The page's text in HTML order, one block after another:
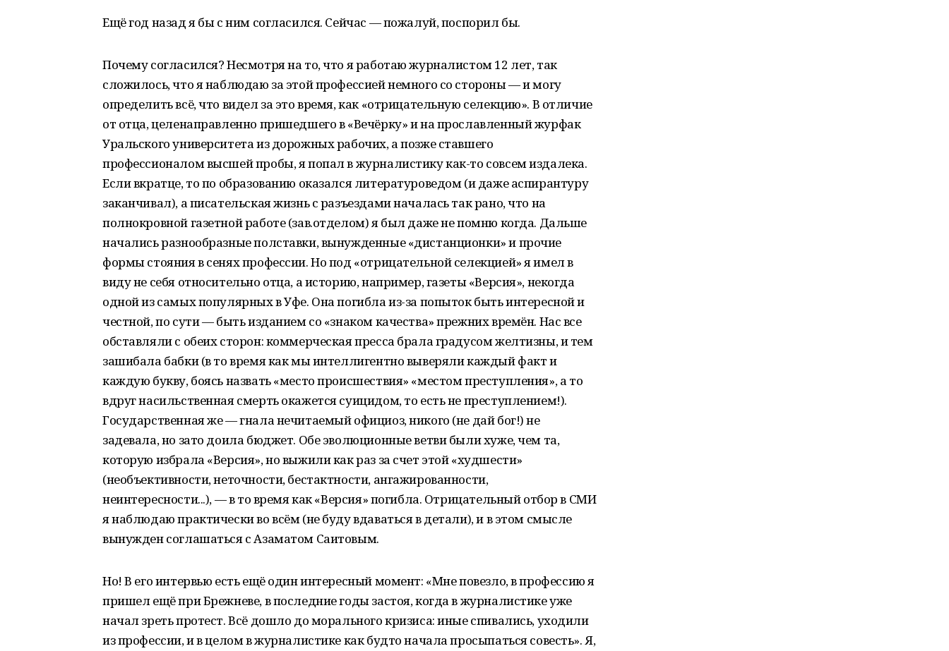
Ещё год назад я бы с ним согласился. Сейчас — пожалуй, поспорил бы.
Почему согласился? Несмотря на то, что я работаю журналистом 12 лет, так
сложилось, что я наблюдаю за этой профессией немного со стороны — и могу
определить всё, что видел за это время, как «отрицательную селекцию». В отличие
от отца, целенаправленно пришедшего в «Вечёрку» и на прославленный журфак
Уральского университета из дорожных рабочих, а позже ставшего
профессионалом высшей пробы, я попал в журналистику как-то совсем издалека.
Если вкратце, то по образованию оказался литературоведом (и даже аспирантуру
заканчивал), а писательская жизнь с разъездами началась так рано, что на
полнокровной газетной работе (зав.отделом) я был даже не помню когда. Дальше
начались разнообразные полставки, вынужденные «дистанционки» и прочие
формы стояния в сенях профессии. Но под «отрицательной селекцией» я имел в
виду не себя относительно отца, а историю, например, газеты «Версия», некогда
одной из самых популярных в Уфе. Она погибла из-за попыток быть интересной и
честной, по сути — быть изданием со «знаком качества» прежних времён. Нас все
обставляли с обеих сторон: коммерческая пресса брала градусом желтизны, и тем
зашибала бабки (в то время как мы интеллигентно выверяли каждый факт и
каждую букву, боясь назвать «место происшествия» «местом преступления», а то
вдруг насильственная смерть окажется суицидом, то есть не преступлением!).
Государственная же — гнала нечитаемый официоз, никого (не дай бог!) не
задевала, но зато доила бюджет. Обе эволюционные ветви были хуже, чем та,
которую избрала «Версия», но выжили как раз за счет этой «худшести»
(необъективности, неточности, бестактности, ангажированности,
неинтересности...), — в то время как «Версия» погибла. Отрицательный отбор в СМИ
я наблюдаю практически во всём (не буду вдаваться в детали), и в этом смысле
вынужден соглашаться с Азаматом Саитовым.
Но! В его интервью есть ещё один интересный момент: «Мне повезло, в профессию я
пришел ещё при Брежневе, в последние годы застоя, когда в журналистике уже
начал зреть протест. Всё дошло до морального кризиса: иные спивались, уходили
из профессии, и в целом в журналистике как будто начала просыпаться совесть». Я,